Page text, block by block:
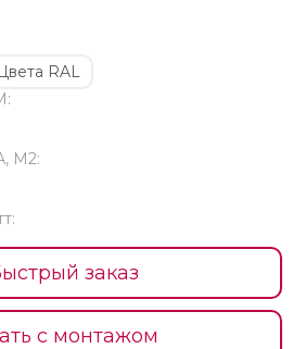
RAL
М2:
заказ
с монтажом